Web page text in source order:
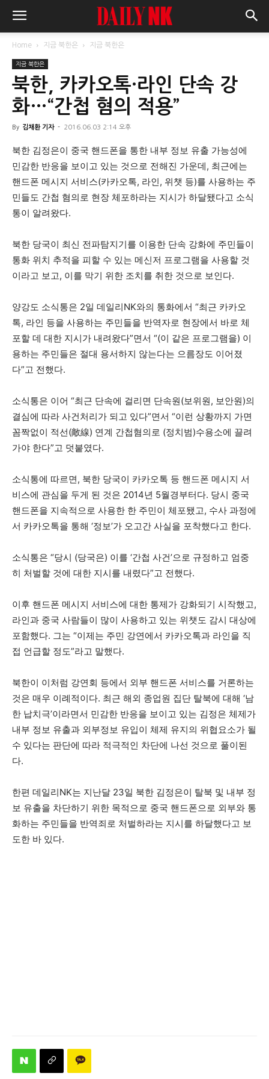
Home 지금 북한은 지금 북한은
지금 북한은
북한, 카카오톡·라인 단속 강
화…“간첩 혐의 적용”
By 김채환 기자 - 2016.06.03 2:14 오후
북한 김정은이 중국 핸드폰을 통한 내부 정보 유출 가능성에
민감한 반응을 보이고 있는 것으로 전해진 가운데, 최근에는
핸드폰 메시지 서비스(카카오톡, 라인, 위챗 등)를 사용하는 주
민들도 간첩 혐의로 현장 체포하라는 지시가 하달됐다고 소식
통이 알려왔다.
북한 당국이 최신 전파탐지기를 이용한 단속 강화에 주민들이
통화 위치 추적을 피할 수 있는 메신저 프로그램을 사용할 것
이라고 보고, 이를 막기 위한 조치를 취한 것으로 보인다.
양강도 소식통은 2일 데일리NK와의 통화에서 “최근 카카오
톡, 라인 등을 사용하는 주민들을 반역자로 현장에서 바로 체
포할 데 대한 지시가 내려왔다”면서 “(이 같은 프로그램을) 이
용하는 주민들은 절대 용서하지 않는다는 으름장도 이어졌
다”고 전했다.
소식통은 이어 “최근 단속에 걸리면 단속원(보위원, 보안원)의
결심에 따라 사건처리가 되고 있다”면서 “이런 상황까지 가면
꼼짝없이 적선(敵線) 연계 간첩혐의로 (정치범)수용소에 끌려
가야 한다”고 덧붙였다.
소식통에 따르면, 북한 당국이 카카오톡 등 핸드폰 메시지 서
비스에 관심을 두게 된 것은 2014년 5월경부터다. 당시 중국
핸드폰을 지속적으로 사용한 한 주민이 체포됐고, 수사 과정에
서 카카오톡을 통해 ‘정보’가 오고간 사실을 포착했다고 한다.
소식통은 “당시 (당국은) 이를 ‘간첩 사건’으로 규정하고 엄중
히 처벌할 것에 대한 지시를 내렸다”고 전했다.
이후 핸드폰 메시지 서비스에 대한 통제가 강화되기 시작했고,
라인과 중국 사람들이 많이 사용하고 있는 위챗도 감시 대상에
포함했다. 그는 “이제는 주민 강연에서 카카오톡과 라인을 직
접 언급할 정도”라고 말했다.
북한이 이처럼 강연회 등에서 외부 핸드폰 서비스를 거론하는
것은 매우 이례적이다. 최근 해외 종업원 집단 탈북에 대해 ‘남
한 납치극’이라면서 민감한 반응을 보이고 있는 김정은 체제가
내부 정보 유출과 외부정보 유입이 체제 유지의 위협요소가 될
수 있다는 판단에 따라 적극적인 차단에 나선 것으로 풀이된
다.
한편 데일리NK는 지난달 23일 북한 김정은이 탈북 및 내부 정
보 유출을 차단하기 위한 목적으로 중국 핸드폰으로 외부와 통
화하는 주민들을 반역죄로 처벌하라는 지시를 하달했다고 보
도한 바 있다.